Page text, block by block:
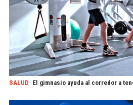
SALUD El gimnasio ayuda al corredor a